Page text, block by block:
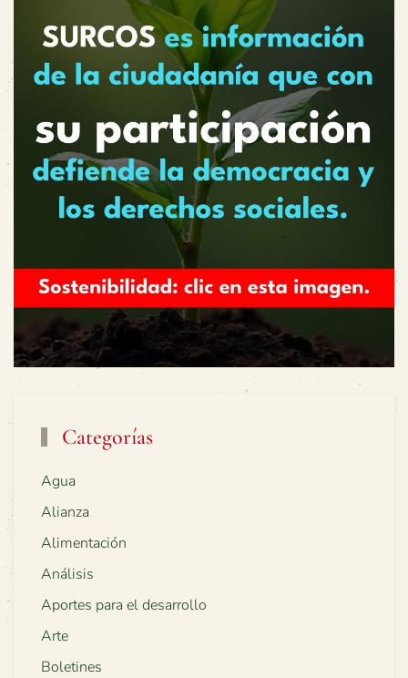
Categorías
Agua
Alianza
Alimentación
Análisis
Aportes para el desarrollo
Arte
Boletines